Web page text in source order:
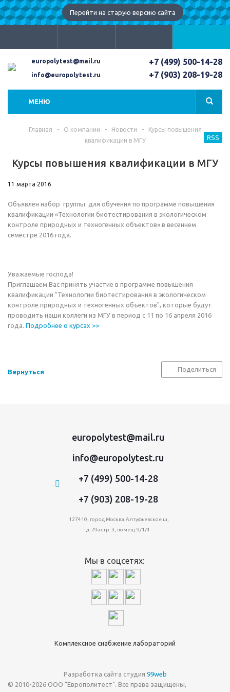
Перейти на старую версию сайта
europolytest@mail.ru
info@europolytest.ru
+7 (499) 500-14-28
+7 (903) 208-19-28
МЕНЮ
Главная - О компании - Новости -
Курсы повышения
квалификации в МГУ
Курсы повышения квалификации в МГУ
RSS
11 марта 2016
Объявлен набор группы для обучения по программе повышения
квалификации «Технологии биотестирования в экологическом
контроле природных и техногенных объектов» в весеннем
семестре 2016 года.
Уважаемые господа!
Приглашаем Вас принять участие в программе повышения
квалификации "Технологии биотестирования в экологическом
контроле природных и техногенных объектов", которые будут
проводить наши коллеги из МГУ в период с 11 по 16 апреля 2016
года. Подробнее о курсах >>
Вернуться Поделиться
europolytest@mail.ru
info@europolytest.ru
+7 (499) 500-14-28
+7 (903) 208-19-28
127410, город Москва,Алтуфьевское ш,
д. 79а стр. 3, помещ. 9/1/4
Мы в соцсетях:
Комплексное снабжение лабораторий
Разработка сайта студия 99web
© 2010-2026 ООО "Европолитест". Все права защищены,